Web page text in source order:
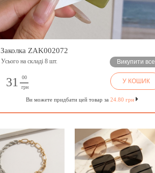
Заколка ZAK002072
Усього на складі 8 шт. Викупити все
31
00
грн
У КОШИК
Ви можете придбати цей товар за 24.80 грн